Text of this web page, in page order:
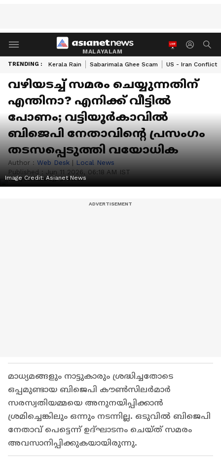
MALAYALAM
TRENDING : Kerala Rain Sabarimala Ghee Scam US - Iran Conflict
വഴിയടച്ച് സമരം ചെയ്യുന്നതിന്
എന്തിനാ? എനിക്ക് വീട്ടിൽ
പോണം; വട്ടിയൂർകാവിൽ
ബിജെപി നേതാവിന്‍റെ പ്രസംഗം
തടസപ്പെടുത്തി വയോധിക
Author : Web Desk | Local News
Published : Jun 11 2026, 06:18 AM IST
Image Credit: Asianet News
മാധ്യമങ്ങളും നാട്ടുകാരും ശ്രദ്ധിച്ചതോടെ
ഒപ്പമുണ്ടായ ബിജെപി കൗൺസിലർമാർ
സരസ്വതിയമ്മയെ അനുനയിപ്പിക്കാൻ
ശ്രമിച്ചെങ്കിലും ഒന്നും നടന്നില്ല. ഒടുവിൽ ബിജെപി
നേതാവ് പെട്ടെന്ന് ഉദ്ഘാടനം ചെയ്ത് സമരം
അവസാനിപ്പിക്കുകയായിരുന്നു.